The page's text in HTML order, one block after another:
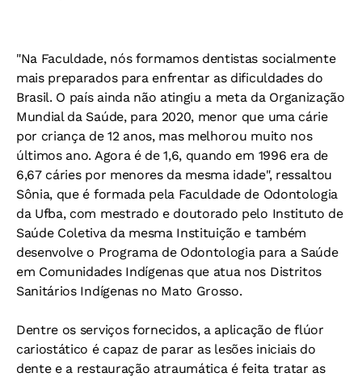
"Na Faculdade, nós formamos dentistas socialmente
mais preparados para enfrentar as dificuldades do
Brasil. O país ainda não atingiu a meta da Organização
Mundial da Saúde, para 2020, menor que uma cárie
por criança de 12 anos, mas melhorou muito nos
últimos ano. Agora é de 1,6, quando em 1996 era de
6,67 cáries por menores da mesma idade", ressaltou
Sônia, que é formada pela Faculdade de Odontologia
da Ufba, com mestrado e doutorado pelo Instituto de
Saúde Coletiva da mesma Instituição e também
desenvolve o Programa de Odontologia para a Saúde
em Comunidades Indígenas que atua nos Distritos
Sanitários Indígenas no Mato Grosso.
Dentre os serviços fornecidos, a aplicação de flúor
cariostático é capaz de parar as lesões iniciais do
dente e a restauração atraumática é feita tratar as